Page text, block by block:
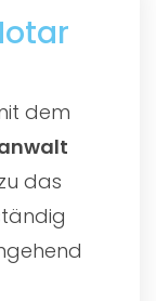
dem
das